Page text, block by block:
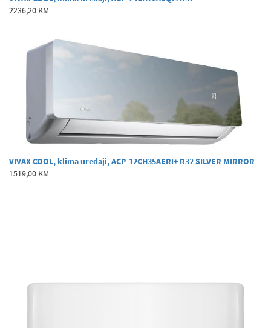
2236,20 KM
VIVAX COOL, klima uređaji, ACP-12CH35AERI+ R32 SILVER MIRROR
1519,00 KM